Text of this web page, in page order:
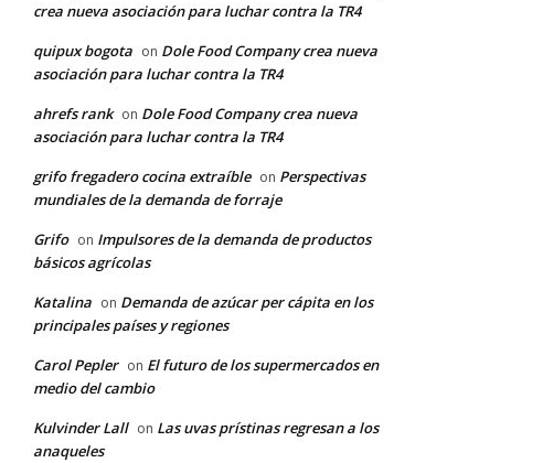
crea nueva asociación para luchar contra la TR4
quipux bogota on Dole Food Company crea nueva
asociación para luchar contra la TR4
ahrefs rank on Dole Food Company crea nueva
asociación para luchar contra la TR4
grifo fregadero cocina extraíble on Perspectivas
mundiales de la demanda de forraje
Grifo on Impulsores de la demanda de productos
básicos agrícolas
Katalina on Demanda de azúcar per cápita en los
principales países y regiones
Carol Pepler on El futuro de los supermercados en
medio del cambio
Kulvinder Lall on Las uvas prístinas regresan a los
anaqueles